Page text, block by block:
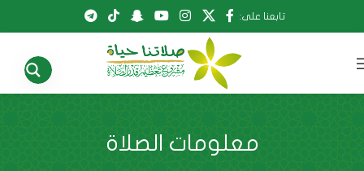
تابعنا على:
معلومات الصلاة